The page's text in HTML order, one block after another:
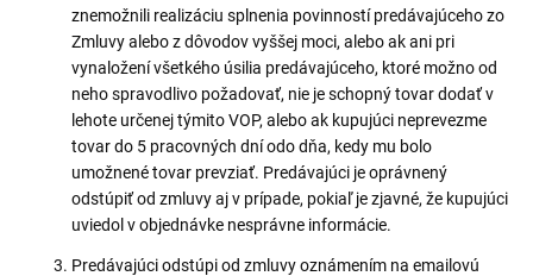
znemožnili realizáciu splnenia povinností predávajúceho zo
Zmluvy alebo z dôvodov vyššej moci, alebo ak ani pri
vynaložení všetkého úsilia predávajúceho, ktoré možno od
neho spravodlivo požadovať, nie je schopný tovar dodať v
lehote určenej týmito VOP, alebo ak kupujúci neprevezme
tovar do 5 pracovných dní odo dňa, kedy mu bolo
umožnené tovar prevziať. Predávajúci je oprávnený
odstúpiť od zmluvy aj v prípade, pokiaľ je zjavné, že kupujúci
uviedol v objednávke nesprávne informácie.
Predávajúci odstúpi od zmluvy oznámením na emailovú